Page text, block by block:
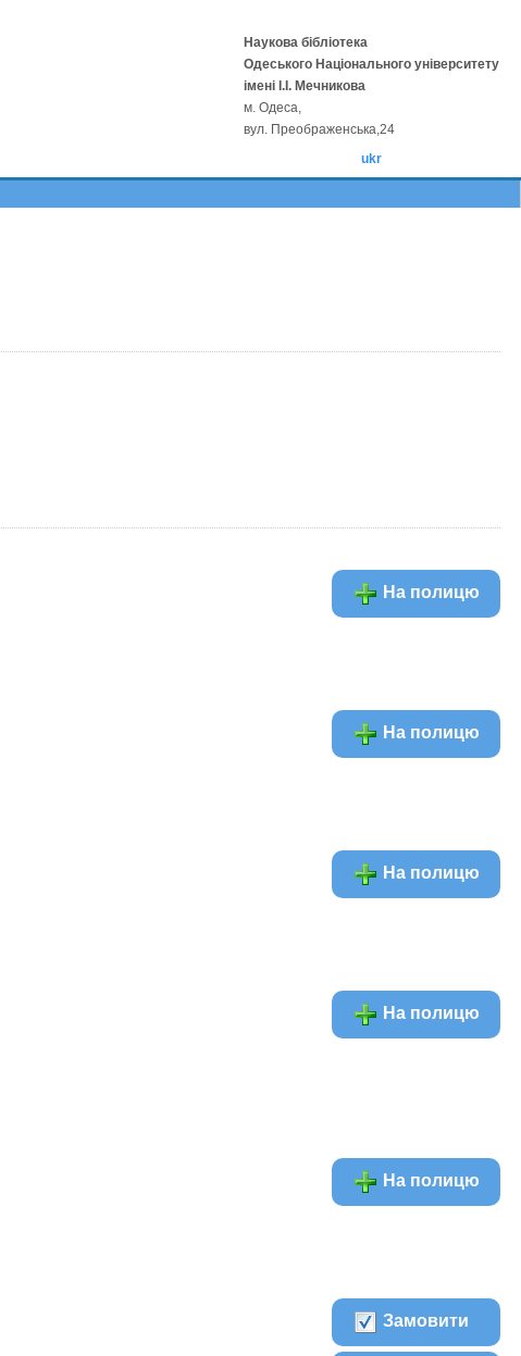
Наукова бібліотека
Одеського Національного університету
імені І.І. Мечникова
м. Одеса,
вул. Преображенська,24
ukr
На полицю
На полицю
На полицю
На полицю
На полицю
Замовити